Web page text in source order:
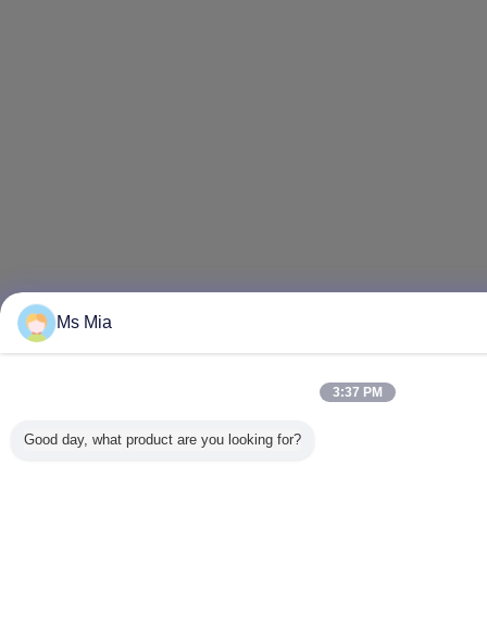
Ms Mia
3:37 PM
Good day, what product are you looking for?